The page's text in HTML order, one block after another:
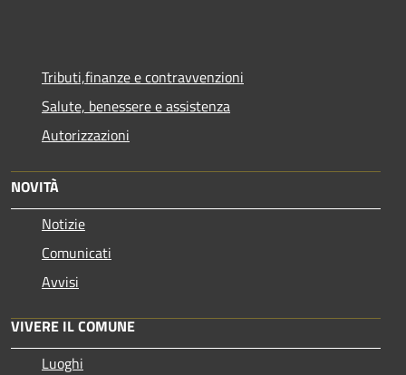
Tributi,finanze e contravvenzioni
Salute, benessere e assistenza
Autorizzazioni
NOVITÀ
Notizie
Comunicati
Avvisi
VIVERE IL COMUNE
Luoghi